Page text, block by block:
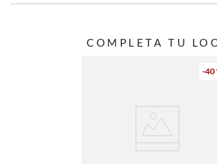
COMPLETA TU
-40